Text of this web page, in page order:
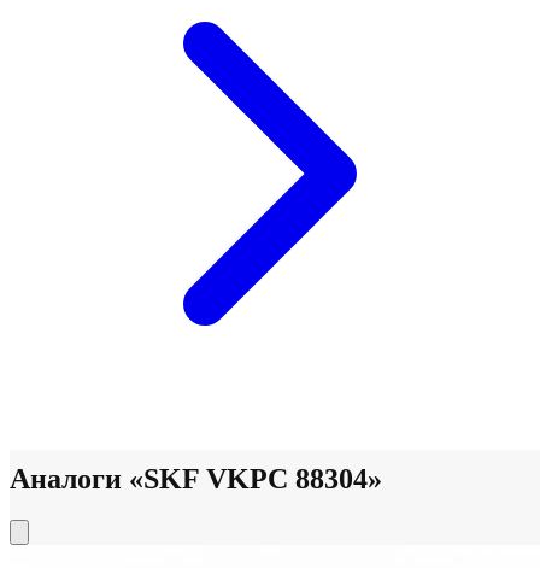
Аналоги «SKF VKPC 88304»